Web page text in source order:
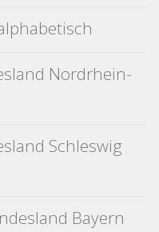
Nordrhein-
Schleswig
Bayern